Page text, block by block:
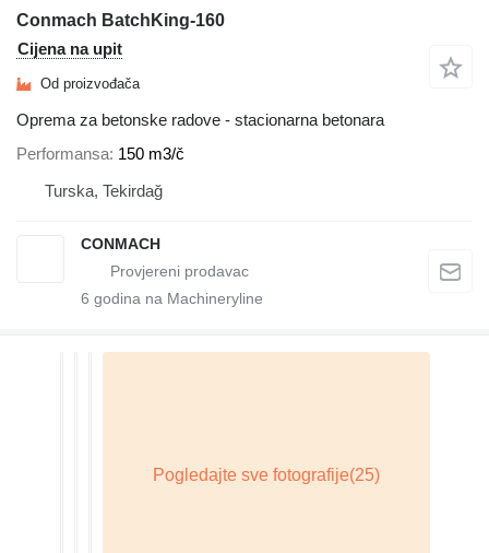
Conmach BatchKing-160
Cijena na upit
Od proizvođača
Oprema za betonske radove - stacionarna betonara
Performansa 150 m3/č
Turska, Tekirdağ
CONMACH
6 godina na Machineryline